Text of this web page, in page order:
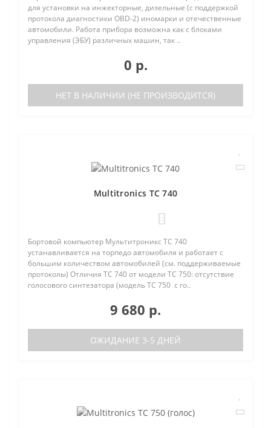
для установки на инжекторные, дизельные (с поддержкой
протокола диагностики OBD-2) иномарки и отечественные
автомобили. Работа прибора возможна как с блоками
управления (ЭБУ) различных машин, так ..
0 р.
НЕТ В НАЛИЧИИ (НЕ ПРОИЗВОДИТСЯ)
Multitronics TC 740
Бортовой компьютер Мультитроникс TC 740
устанавливается на торпедо автомобиля и работает с
большим количеством автомобилей (см. поддерживаемые
протоколы) Отличия TC 740 от модели TC 750: отсутствие
голосового синтезатора (модель TC 750 с го..
9 680 р.
ОЖИДАНИЕ 3-5 ДНЕЙ